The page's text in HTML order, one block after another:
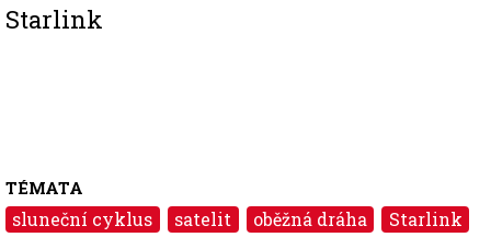
Starlink
TÉMATA
sluneční cyklus satelit oběžná dráha Starlink